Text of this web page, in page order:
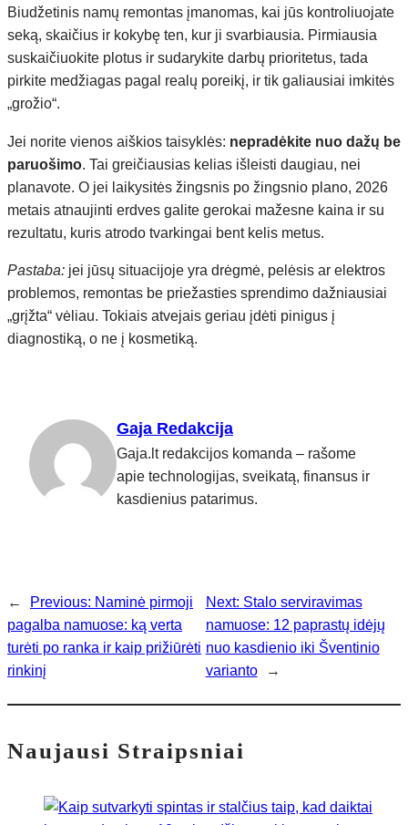
Biudžetinis namų remontas įmanomas, kai jūs kontroliuojate
seką, skaičius ir kokybę ten, kur ji svarbiausia. Pirmiausia
suskaičiuokite plotus ir sudarykite darbų prioritetus, tada
pirkite medžiagas pagal realų poreikį, ir tik galiausiai imkitės
„grožio“.
Jei norite vienos aiškios taisyklės: nepradėkite nuo dažų be
paruošimo . Tai greičiausias kelias išleisti daugiau, nei
planavote. O jei laikysitės žingsnis po žingsnio plano, 2026
metais atnaujinti erdves galite gerokai mažesne kaina ir su
rezultatu, kuris atrodo tvarkingai bent kelis metus.
Pastaba: jei jūsų situacijoje yra drėgmė, pelėsis ar elektros
problemos, remontas be priežasties sprendimo dažniausiai
„grįžta“ vėliau. Tokiais atvejais geriau įdėti pinigus į
diagnostiką, o ne į kosmetiką.
Gaja Redakcija
Gaja.lt redakcijos komanda – rašome
apie technologijas, sveikatą, finansus ir
kasdienius patarimus.
← Previous: Naminė pirmoji
pagalba namuose: ką verta
turėti po ranka ir kaip prižiūrėti
rinkinį
Next: Stalo serviravimas
namuose: 12 paprastų idėjų
nuo kasdienio iki Šventinio
varianto
→
Naujausi Straipsniai